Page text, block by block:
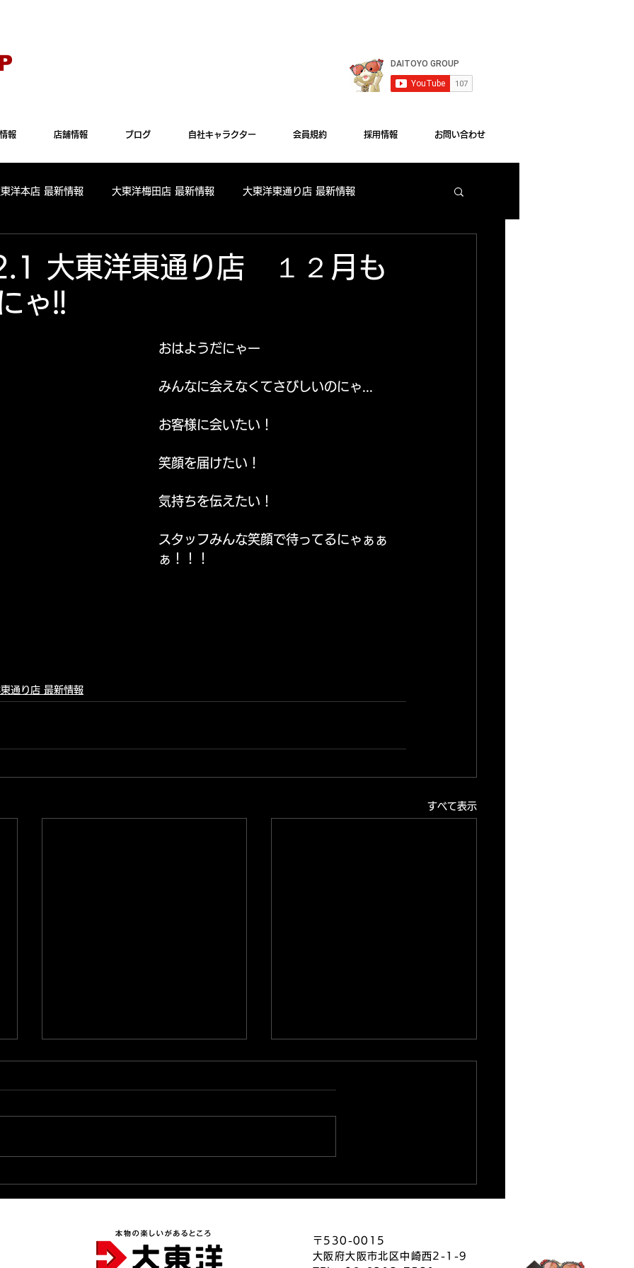
報 店舗情報 ブログ 自社キャラクター 会員規約 採用情報 お問い合わせ
洋本店 最新情報 大東洋梅田店 最新情報 大東洋東通り店 最新情報
パールサーティーン 出玉ランキング
大東洋東通り店 １２月も
ゃ!!
おはようだにゃー
みんなに会えなくてさびしいのにゃ...
お客様に会いたい！
笑顔を届けたい！
気持ちを伝えたい！
スタッフみんな笑顔で待ってるにゃぁぁ
ぁ！！！
通り店 最新情報
すべて表示
2026.8.5★主任ブログ更新
2026.8.3★本店ブログ更新
〒530-0015
大阪府大阪市北区中崎西2-1-9